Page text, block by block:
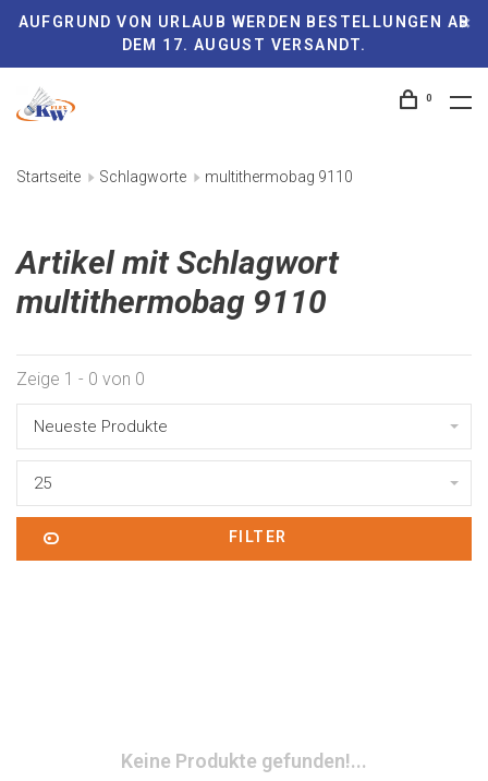
AUFGRUND VON URLAUB WERDEN BESTELLUNGEN AB
DEM 17. AUGUST VERSANDT.
0
Startseite Schlagworte multithermobag 9110
Artikel mit Schlagwort
multithermobag 9110
Zeige 1 - 0 von 0
Neueste Produkte
25
FILTER
Keine Produkte gefunden!...